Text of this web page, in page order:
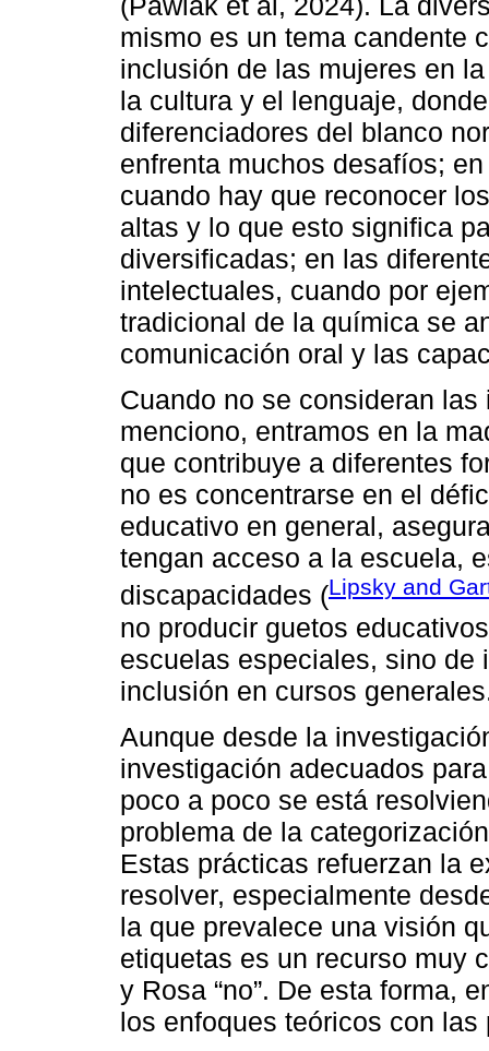
mismo es un tema candente
inclusión de las mujeres en
la cultura y el lenguaje,
diferenciadores del blanco
enfrenta muchos desafíos;
cuando hay que reconocer
altas y lo que esto significa
diversificadas; en las
intelectuales, cuando por
tradicional de la química se
comunicación oral y las
Cuando no se consideran
menciono, entramos en la
que contribuye a diferentes
no es concentrarse en el
educativo en general,
tengan acceso a la escuela,
discapacidades (Lipsky and
no producir guetos
escuelas especiales, sino de
inclusión en cursos
Aunque desde la
investigación adecuados
poco a poco se está
problema de la
Estas prácticas refuerzan la
resolver, especialmente
la que prevalece una visión
etiquetas es un recurso muy
y Rosa “no”. De esta forma,
los enfoques teóricos con